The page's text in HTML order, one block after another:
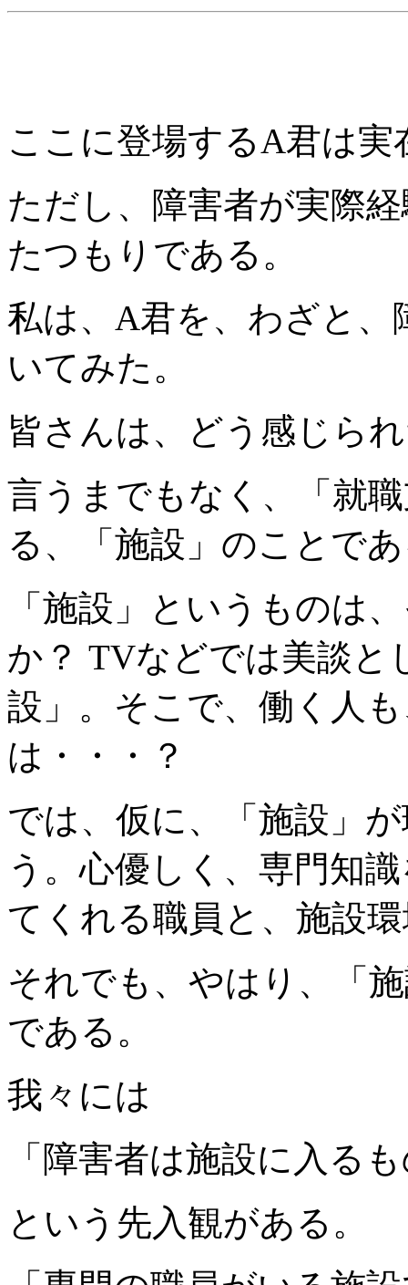
ここに登場するA君は実
ただし、障害者が実際
たつもりである。
私は、A君を、わざと
いてみた。
皆さんは、どう感じら
言うまでもなく、「就
る、「施設」のことで
「施設」というものは
か？ TVなどでは美談と
設」。そこで、働く人
は・・・？
では、仮に、「施設」
う。心優しく、専門知
てくれる職員と、施設
それでも、やはり、「
である。
我々には
「障害者は施設に入る
という先入観がある。